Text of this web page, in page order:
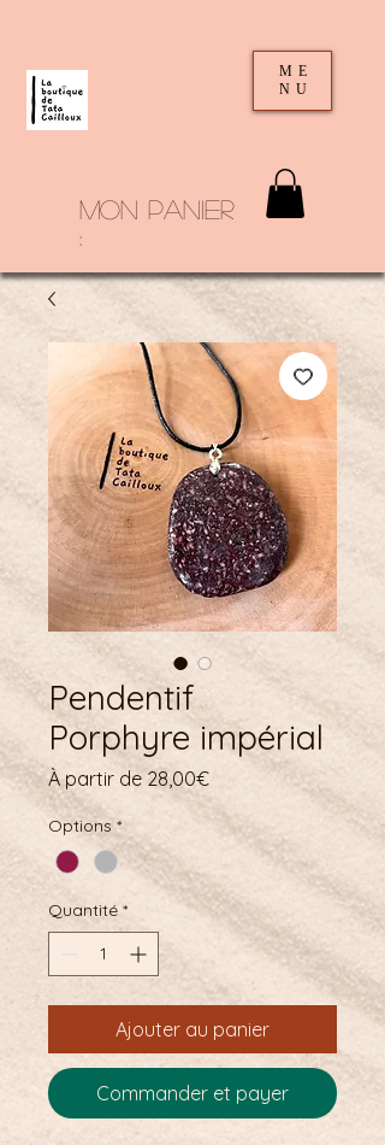
mon panier
:
ME
NU
Pendentif
Porphyre impérial
À partir de28,00€Prix
promotionnel
Options *
Quantité *
Ajouter au panier
Commander et payer